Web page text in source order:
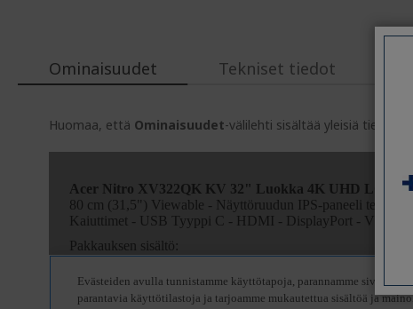
Ominaisuudet
Huomaa, että Ominaisuudet-välilehti sisältää yleisiä
Tekniset tiedot